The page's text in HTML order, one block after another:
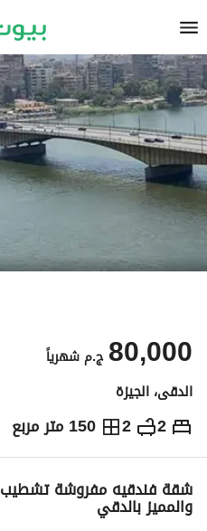
ج.م 80,000 شهرياً
الدقى، الجيزة
2
2 150 متر مربع ج.م80,000شهرياً
الاماكن القريبة
شقة فندقيه مفروشة
والمميز بالدقي